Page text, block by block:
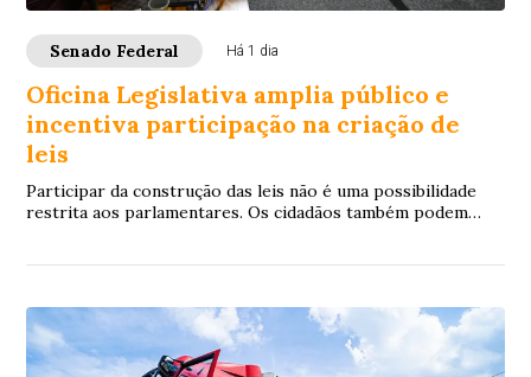
Senado Federal Há 1 dia
Oficina Legislativa amplia público e
incentiva participação na criação de
leis
Participar da construção das leis não é uma possibilidade
restrita aos parlamentares. Os cidadãos também podem